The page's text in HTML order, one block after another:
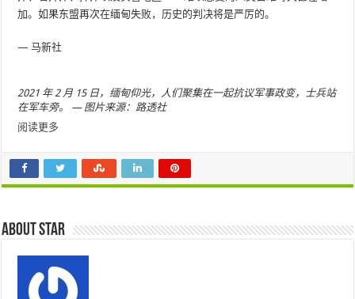
加。如果东盟再次在缅甸失败，历史的判决将是严厉的。
— 马新社
2021 年 2 月 15 日，缅甸仰光，人们聚集在一起抗议军事政变，士兵站
在军车旁。 — 图片来源：路透社
阅读更多
About star